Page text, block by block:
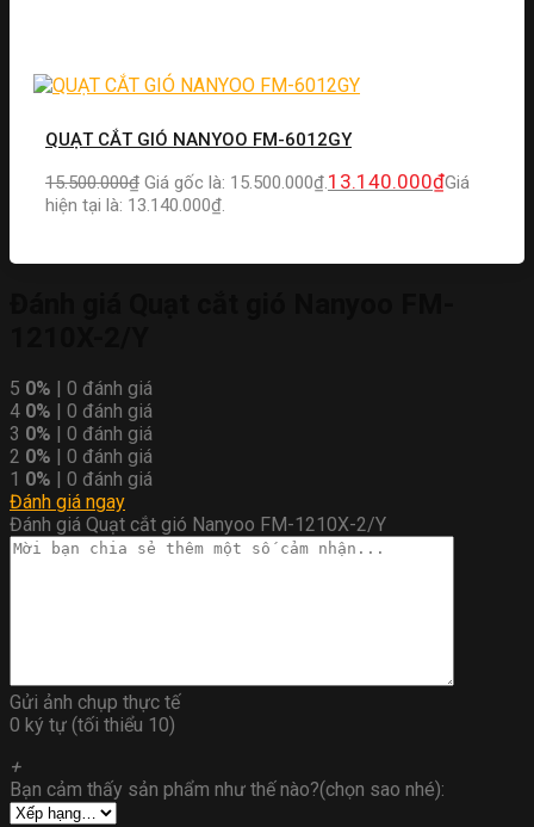
QUẠT CẮT GIÓ NANYOO FM-6012GY
15.500.000₫ Giá gốc là: 15.500.000₫. 13.140.000₫Giá
hiện tại là: 13.140.000₫.
5 0% | 0 đánh giá
4 0% | 0 đánh giá
3 0% | 0 đánh giá
2 0% | 0 đánh giá
1 0% | 0 đánh giá
Đánh giá ngay
Đánh giá Quạt cắt gió Nanyoo FM-1210X-2/Y
Gửi ảnh chụp thực tế
0 ký tự (tối thiểu 10)
+
Bạn cảm thấy sản phẩm như thế nào?(chọn sao nhé):